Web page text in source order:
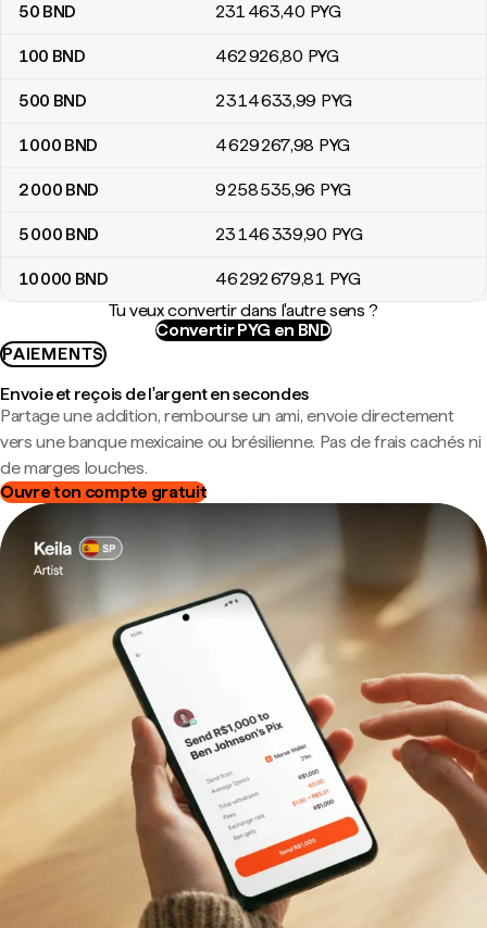
50 BND 231 463,40 PYG
100 BND 462 926,80 PYG
500 BND 2 314 633,99 PYG
1 000 BND 4 629 267,98 PYG
2 000 BND 9 258 535,96 PYG
5 000 BND 23 146 339,90 PYG
10 000 BND 46 292 679,81 PYG
Tu veux convertir dans l'autre sens ?
Convertir PYG en BND
PAIEMENTS
Envoie et reçois de l'argent en secondes
Partage une addition, rembourse un ami, envoie directement
vers une banque mexicaine ou brésilienne. Pas de frais cachés ni
de marges louches.
Ouvre ton compte gratuit